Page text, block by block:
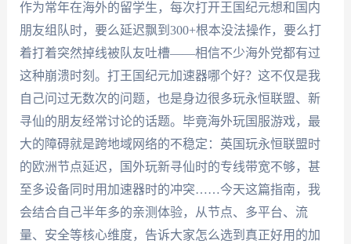
作为常年在海外的留学生，每次打开王国纪元想和国内
朋友组队时，要么延迟飘到300+根本没法操作，要么打
着打着突然掉线被队友吐槽——相信不少海外党都有过
这种崩溃时刻。打王国纪元加速器哪个好？这不仅是我
自己问过无数次的问题，也是身边很多玩永恒联盟、新
寻仙的朋友经常讨论的话题。毕竟海外玩国服游戏，最
大的障碍就是跨地域网络的不稳定：英国玩永恒联盟时
的欧洲节点延迟，国外玩新寻仙时的专线带宽不够，甚
至多设备同时用加速器时的冲突……今天这篇指南，我
会结合自己半年多的亲测体验，从节点、多平台、流
量、安全等核心维度，告诉大家怎么选到真正好用的加